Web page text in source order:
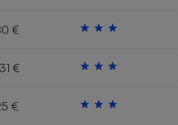
€
€
€